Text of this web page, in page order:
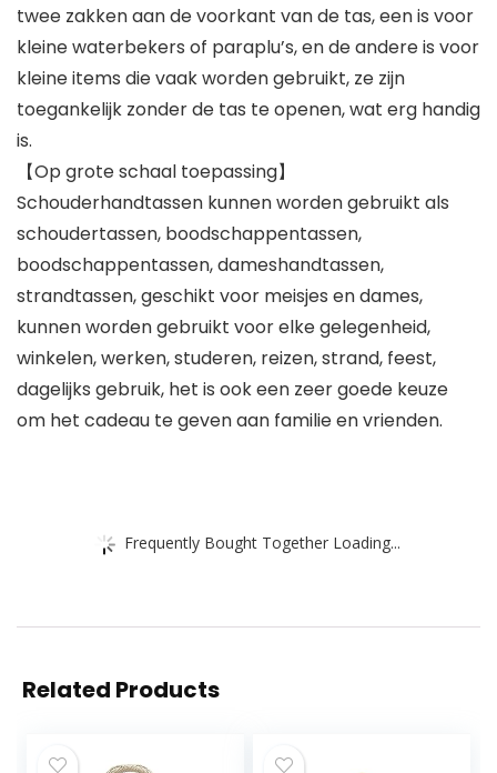
twee zakken aan de voorkant van de tas, een is voor
kleine waterbekers of paraplu’s, en de andere is voor
kleine items die vaak worden gebruikt, ze zijn
toegankelijk zonder de tas te openen, wat erg handig
is.
【Op grote schaal toepassing】
Schouderhandtassen kunnen worden gebruikt als
schoudertassen, boodschappentassen,
boodschappentassen, dameshandtassen,
strandtassen, geschikt voor meisjes en dames,
kunnen worden gebruikt voor elke gelegenheid,
winkelen, werken, studeren, reizen, strand, feest,
dagelijks gebruik, het is ook een zeer goede keuze
om het cadeau te geven aan familie en vrienden.
Frequently Bought Together Loading...
Related Products